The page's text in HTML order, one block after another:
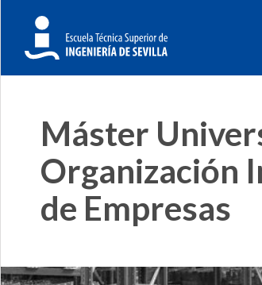
Máster
Organización
de Empresas